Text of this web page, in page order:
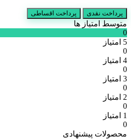
عدد
پرداخت نقدی پرداخت اقساطی
متوسط امتیاز ها
0
5 امتیاز
0
4 امتیاز
0
3 امتیاز
0
2 امتیاز
0
1 امتیاز
0
محصولات پیشنهادی